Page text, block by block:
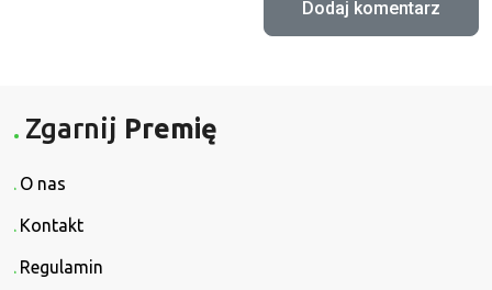
Zgarnij Premię
O nas
Kontakt
Regulamin